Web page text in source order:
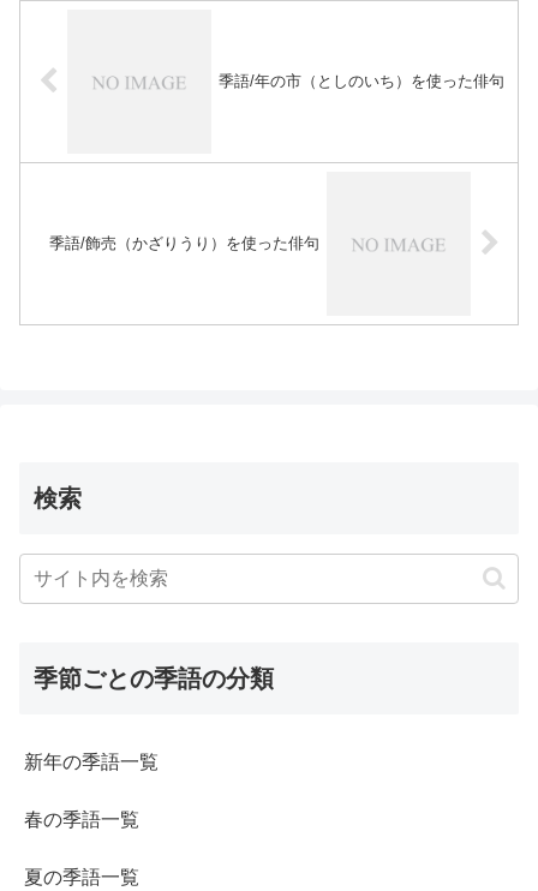
季語/年の市（としのいち）を使った俳句
季語/飾売（かざりうり）を使った俳句
検索
季節ごとの季語の分類
新年の季語一覧
春の季語一覧
夏の季語一覧